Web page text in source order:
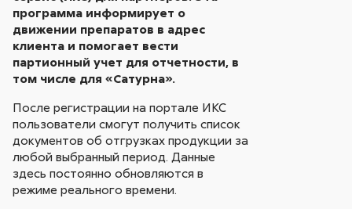
программа информирует о
движении препаратов в адрес
клиента и помогает вести
партионный учет для отчетности, в
том числе для «Сатурна».
После регистрации на портале ИКС
пользователи смогут получить список
документов об отгрузках продукции за
любой выбранный период. Данные
здесь постоянно обновляются в
режиме реального времени.